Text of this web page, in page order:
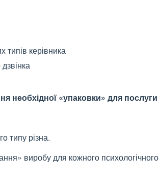
типів керівника
необхідної «упаковки» для послуги
типу різна.
виробу для кожного психологічного